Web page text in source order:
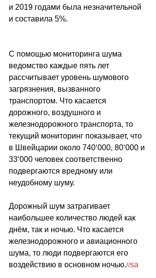
и 2019 годами была незначительной
и составила 5%.
С помощью мониторинга шума
ведомство каждые пять лет
рассчитывает уровень шумового
загрязнения, вызванного
транспортом. Что касается
дорожного, воздушного и
железнодорожного транспорта, то
текущий мониторинг показывает, что
в Швейцарии около 740‘000, 80‘000 и
33‘000 человек соответственно
подвергаются вредному или
неудобному шуму.
Дорожный шум затрагивает
наибольшее количество людей как
днём, так и ночью. Что касается
железнодорожного и авиационного
шума, то люди подвергаются его
воздействию в основном ночью.//sa